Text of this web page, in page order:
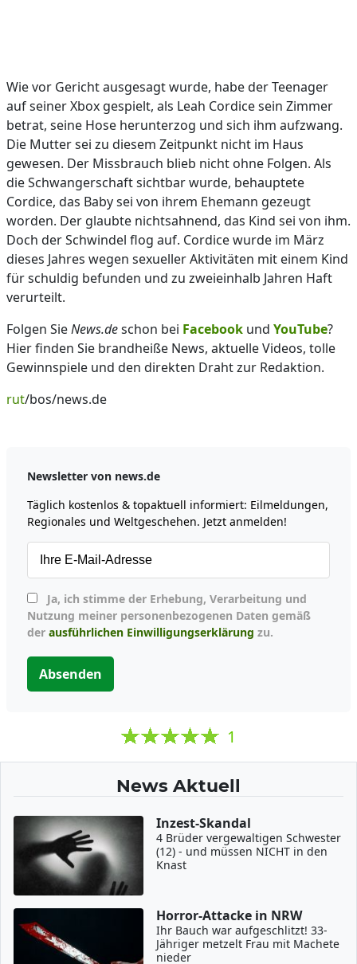
Wie vor Gericht ausgesagt wurde, habe der Teenager
auf seiner Xbox gespielt, als Leah Cordice sein Zimmer
betrat, seine Hose herunterzog und sich ihm aufzwang.
Die Mutter sei zu diesem Zeitpunkt nicht im Haus
gewesen. Der Missbrauch blieb nicht ohne Folgen. Als
die Schwangerschaft sichtbar wurde, behauptete
Cordice, das Baby sei von ihrem Ehemann gezeugt
worden. Der glaubte nichtsahnend, das Kind sei von ihm.
Doch der Schwindel flog auf. Cordice wurde im März
dieses Jahres wegen sexueller Aktivitäten mit einem Kind
für schuldig befunden und zu zweieinhalb Jahren Haft
verurteilt.
Folgen SieNews.deschon bei Facebook und YouTube?
Hier finden Sie brandheiße News, aktuelle Videos, tolle
Gewinnspiele und den direkten Draht zur Redaktion.
rut/bos/news.de
Newsletter von news.de
Täglich kostenlos & topaktuell informiert: Eilmeldungen,
Regionales und Weltgeschehen. Jetzt anmelden!
Nutzung meiner personenbezogenen Daten gemäß
der ausführlichen Einwilligungserklärung zu.
Absenden
1
News Aktuell
Inzest-Skandal
4 Brüder vergewaltigen Schwester
(12) - und müssen NICHT in den
Knast
Horror-Attacke in NRW
Ihr Bauch war aufgeschlitzt! 33-
Jähriger metzelt Frau mit Machete
nieder